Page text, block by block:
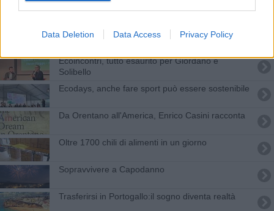
Data Deletion Data Access Privacy Policy
Festival 7 Sois 7 Luas, tanti artisti a Pontedera
Ecoincontri, tutto esaurito per Giordano e
Solibello
Ecodays, anche fare sport può essere sostenibile
Da Orentano all'America, Enrico Casini racconta
Oltre 1700 chili di alimenti in un giorno
Sopravvivere a Capodanno
​Trasferirsi in Portogallo:il sogno diventa realtà